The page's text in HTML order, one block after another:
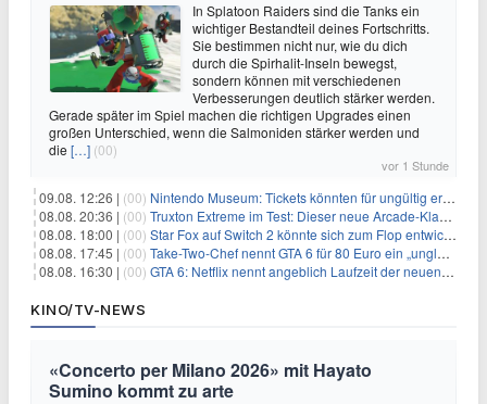
In Splatoon Raiders sind die Tanks ein
wichtiger Bestandteil deines Fortschritts.
Sie bestimmen nicht nur, wie du dich
durch die Spirhalit-Inseln bewegst,
sondern können mit verschiedenen
Verbesserungen deutlich stärker werden.
Gerade später im Spiel machen die richtigen Upgrades einen
großen Unterschied, wenn die Salmoniden stärker werden und
die […] (00)
vor 1 Stunde
09.08. 12:26 | (00) Nintendo Museum: Tickets könnten für ungültig erklärt werden!
08.08. 20:36 | (00) Truxton Extreme im Test: Dieser neue Arcade-Klassiker verzeiht dir gar nichts
08.08. 18:00 | (00) Star Fox auf Switch 2 könnte sich zum Flop entwickeln
08.08. 17:45 | (00) Take-Two-Chef nennt GTA 6 für 80 Euro ein „unglaubliches Schnäppchen“
08.08. 16:30 | (00) GTA 6: Netflix nennt angeblich Laufzeit der neuen Gameplay-Präsentation
KINO/TV-NEWS
«Concerto per Milano 2026» mit Hayato
Sumino kommt zu arte